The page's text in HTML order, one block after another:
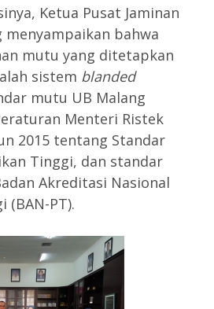
Ketua Pusat Jaminan
menyampaikan bahwa
mutu yang ditetapkan
sistem blanded
mutu UB Malang
Menteri Ristek
2015 tentang Standar
Tinggi, dan standar
Akreditasi Nasional
(BAN-PT).